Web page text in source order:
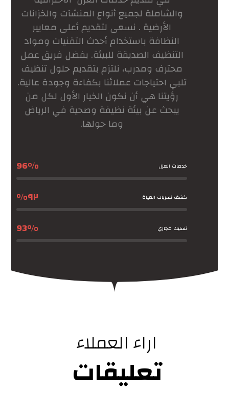
والشاملة لجميع أنواع المنشآت والخزانات
الأرضية . نسعى لتقديم أعلى معايير
النظافة باستخدام أحدث التقنيات ومواد
التنظيف الصديقة للبيئة. بفضل فريق عمل
محترف ومدرب، نلتزم بتقديم حلول تنظيف
تلبي احتياجات عملائنا بكفاءة وجودة عالية.
رؤيتنا هي أن نكون الخيار الأول لكل من
يبحث عن بيئة نظيفة وصحية في الرياض
وما حولها.
خدمات العزل 96%
كشف تسربات المياة ٩٢%
تسليك مجاري 93%
اراء العملاء
تعليقات